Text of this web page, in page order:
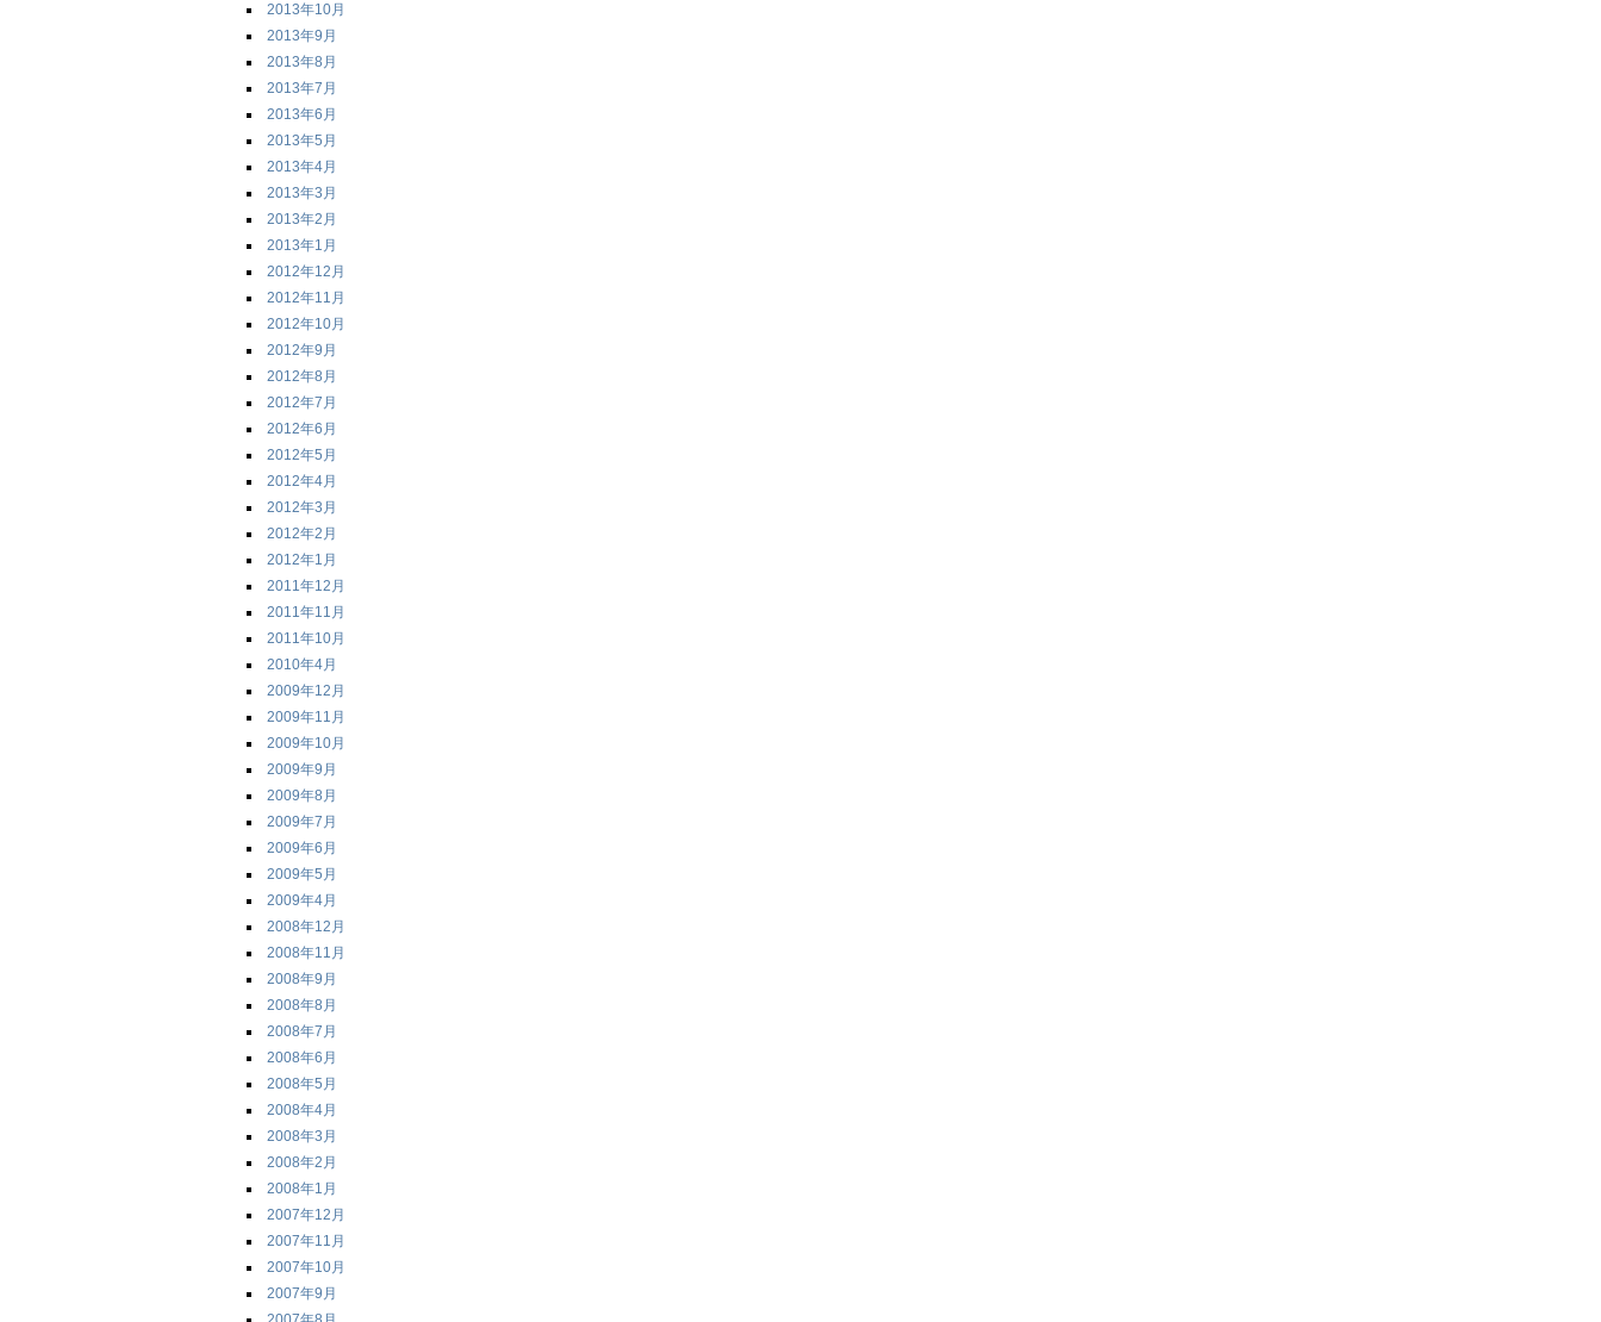
2013年10月
2013年9月
2013年8月
2013年7月
2013年6月
2013年5月
2013年4月
2013年3月
2013年2月
2013年1月
2012年12月
2012年11月
2012年10月
2012年9月
2012年8月
2012年7月
2012年6月
2012年5月
2012年4月
2012年3月
2012年2月
2012年1月
2011年12月
2011年11月
2011年10月
2010年4月
2009年12月
2009年11月
2009年10月
2009年9月
2009年8月
2009年7月
2009年6月
2009年5月
2009年4月
2008年12月
2008年11月
2008年9月
2008年8月
2008年7月
2008年6月
2008年5月
2008年4月
2008年3月
2008年2月
2008年1月
2007年12月
2007年11月
2007年10月
2007年9月